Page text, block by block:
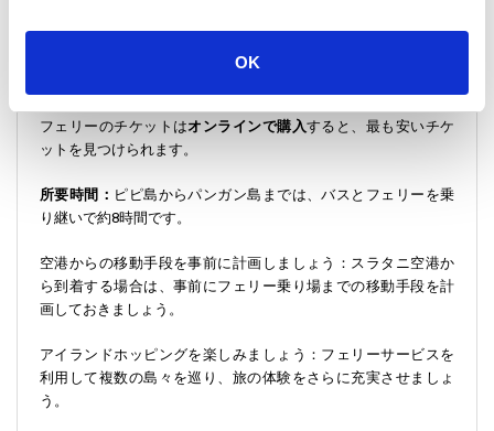
OK
す。
フェリーのチケットはオンラインで購入すると、最も安いチケ
ットを見つけられます。
所要時間： ピピ島からパンガン島までは、バスとフェリーを乗
り継いで約8時間です。
空港からの移動手段を事前に計画しましょう：スラタニ空港か
ら到着する場合は、事前にフェリー乗り場までの移動手段を計
画しておきましょう。
アイランドホッピングを楽しみましょう：フェリーサービスを
利用して複数の島々を巡り、旅の体験をさらに充実させましょ
う。